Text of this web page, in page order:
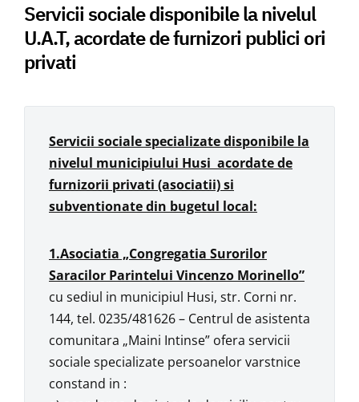
Servicii sociale disponibile la nivelul
U.A.T, acordate de furnizori publici ori
privati
Servicii sociale specializate disponibile la
nivelul municipiului Husi acordate de
furnizorii privati (asociatii) si
subventionate din bugetul local:
1.Asociatia „Congregatia Surorilor
Saracilor Parintelui Vincenzo Morinello”
cu sediul in municipiul Husi, str. Corni nr.
144, tel. 0235/481626 – Centrul de asistenta
comunitara „Maini Intinse” ofera servicii
sociale specializate persoanelor varstnice
constand in :